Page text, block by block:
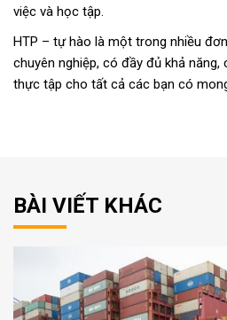
việc và học tập.
HTP – tự hào là một trong nhiều
chuyên nghiệp, có đầy đủ khả
thực tập cho tất cả các bạn có
BÀI VIẾT KHÁC